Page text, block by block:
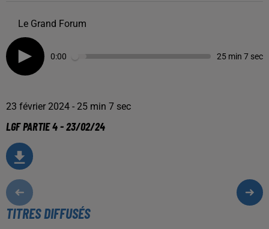
Le Grand Forum
0:00 25 min 7 sec
23 février 2024 - 25 min 7 sec
LGF PARTIE 4 - 23/02/24
TITRES DIFFUSÉS